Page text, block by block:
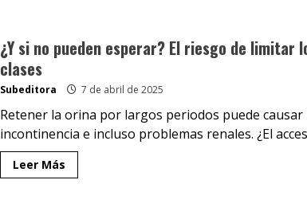
¿Y si no pueden esperar? El riesgo de limitar
clases
Subeditora 7 de abril de 2025
Retener la orina por largos periodos puede causar
incontinencia e incluso problemas renales. ¿El
Leer Más